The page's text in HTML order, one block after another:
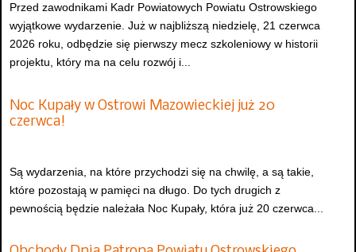
Przed zawodnikami Kadr Powiatowych Powiatu Ostrowskiego
wyjątkowe wydarzenie. Już w najbliższą niedzielę, 21 czerwca
2026 roku, odbędzie się pierwszy mecz szkoleniowy w historii
projektu, który ma na celu rozwój i...
Noc Kupały w Ostrowi Mazowieckiej już 20
czerwca!
Są wydarzenia, na które przychodzi się na chwilę, a są takie,
które pozostają w pamięci na długo. Do tych drugich z
pewnością będzie należała Noc Kupały, która już 20 czerwca...